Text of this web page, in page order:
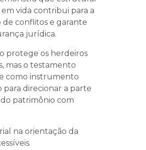
em vida contribui para a
de conflitos e garante
jurídica.
protege os herdeiros
mas o testamento
como instrumento
para direcionar a parte
patrimônio com
na orientação da